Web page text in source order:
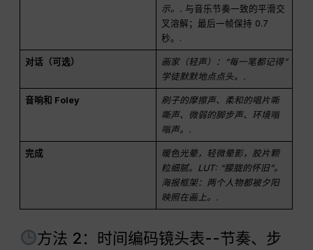
示。. 与音乐节奏一致的平滑交
叉溶解；最后一帧保持 0.7
秒。.
对话（可选）
画家（轻声）：“每一笔都记得”
学徒默默地点点头。.
音响和 Foley
刷子的摩擦声、柔和的唱片嘶
嘶声、微弱的脚步声、环境嗡
嗡声。.
完成
暖色光晕，轻微晕影，胶片颗
粒细腻。LUT: “朦胧的怀旧”。
海报框架：两个人物都被夕阳
映照在画上。.
方法 2：时间编码镜头表--节奏、步